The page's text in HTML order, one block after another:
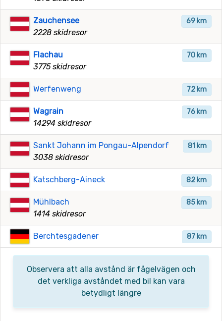
69 km
Zauchensee
2228 skidresor
70 km
Flachau
3775 skidresor
72 km
Werfenweng
76 km
Wagrain
14294 skidresor
81 km
Sankt Johann im Pongau-Alpendorf
3038 skidresor
82 km
Katschberg-Aineck
85 km
Mühlbach
1414 skidresor
87 km
Berchtesgadener
Observera att alla avstånd är fågelvägen och
det verkliga avståndet med bil kan vara
betydligt längre